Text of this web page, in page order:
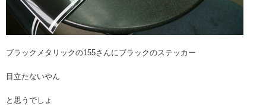
ブラックメタリックの155さんにブラックのステッカー
目立たないやん
と思うでしょ